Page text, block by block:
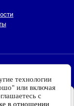
освещения для
Все права
технологии
или включая
с
в отношении